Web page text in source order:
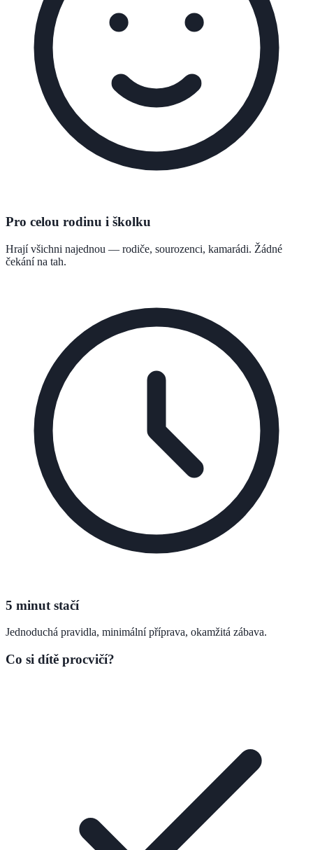
Pro celou rodinu i školku
Hrají všichni najednou — rodiče, sourozenci, kamarádi. Žádné
čekání na tah.
5 minut stačí
Jednoduchá pravidla, minimální příprava, okamžitá zábava.
Co si dítě procvičí?